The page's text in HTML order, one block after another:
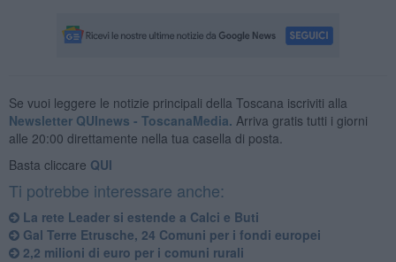
Se vuoi leggere le notizie principali della Toscana iscriviti alla
Newsletter QUInews - ToscanaMedia. Arriva gratis tutti i giorni
alle 20:00 direttamente nella tua casella di posta.
Basta cliccare QUI
Ti potrebbe interessare anche:
La rete Leader si estende a Calci e Buti
Gal Terre Etrusche, 24 Comuni per i fondi europei
2,2 milioni di euro per i comuni rurali